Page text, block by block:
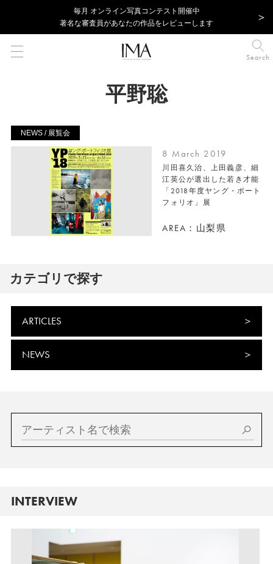
毎⽉ オンライン写真コンテスト開催中
著名な審査員があなたの作品をレビューします
Search
平野聡
NEWS / 展覧会
8 March 2019
川田喜久治、上田義彦、細
江英公が選出した若き才能
「2018年度ヤング・ポート
フォリオ」展
AREA：山梨県
カテゴリで探す
ARTICLES
NEWS
INTERVIEW